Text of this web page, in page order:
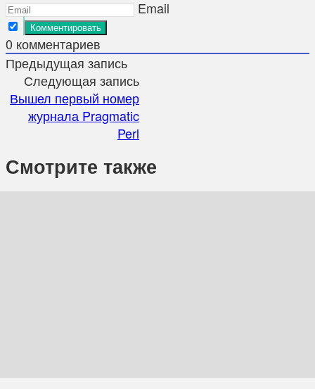
Email
0 комментариев
Предыдущая запись
Следующая запись
Вышел первый номер
журнала Pragmatic
Perl
Смотрите также